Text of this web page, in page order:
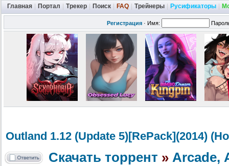
Главная Портал Трекер Поиск FAQ Трейнеры Русификаторы
Регистрация · Имя:
Outland 1.12 (Update 5)[RePack](2014)
Скачать торрент » Arcade,